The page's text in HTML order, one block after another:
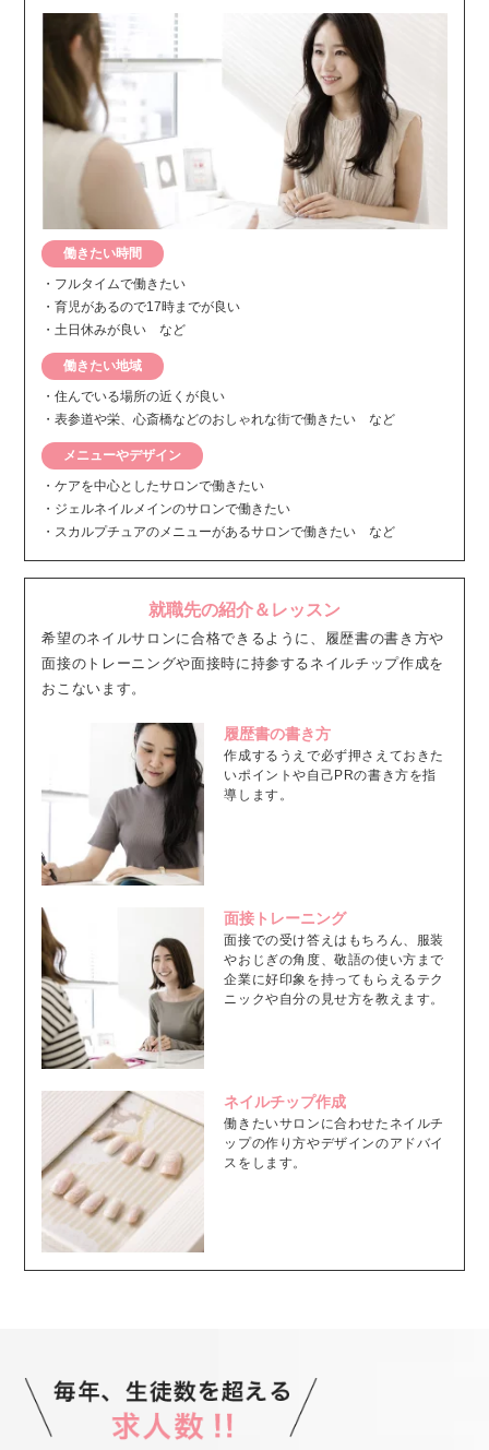
働きたい時間
・フルタイムで働きたい
・育児があるので17時までが良い
・土日休みが良い など
働きたい地域
・住んでいる場所の近くが良い
・表参道や栄、心斎橋などのおしゃれな街で働きたい など
メニューやデザイン
・ケアを中心としたサロンで働きたい
・ジェルネイルメインのサロンで働きたい
・スカルプチュアのメニューがあるサロンで働きたい など
就職先の紹介＆レッスン
希望のネイルサロンに合格できるように、履歴書の書き方や
面接のトレーニングや面接時に持参するネイルチップ作成を
おこないます。
履歴書の書き方
作成するうえで必ず押さえておきた
いポイントや自己PRの書き方を指
導します。
面接トレーニング
面接での受け答えはもちろん、服装
やおじぎの角度、敬語の使い方まで
企業に好印象を持ってもらえるテク
ニックや自分の見せ方を教えます。
ネイルチップ作成
働きたいサロンに合わせたネイルチ
ップの作り方やデザインのアドバイ
スをします。